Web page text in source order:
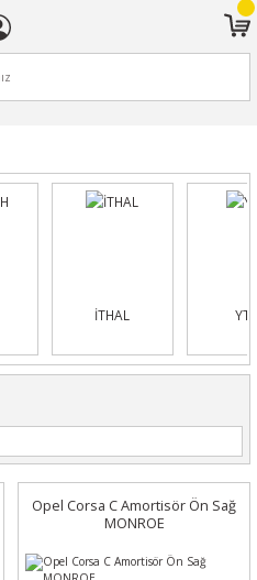
İTHAL
Opel Corsa C Amortisör Ön Sağ
MONROE